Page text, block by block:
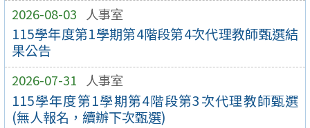
2026-08-03 人事室
115學年度第1學期第4階段第4次代理教師甄選結
果公告
2026-07-31 人事室
115學年度第1學期第4階段第3次代理教師甄選
(無人報名，續辦下次甄選)